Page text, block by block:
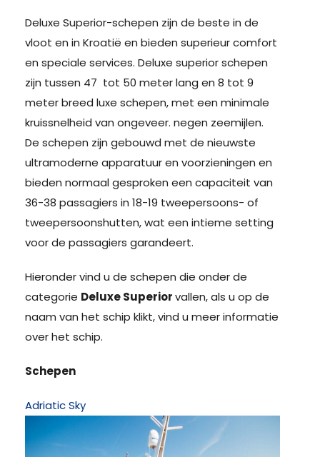
Deluxe Superior-schepen zijn de beste in de
vloot en in Kroatië en bieden superieur comfort
en speciale services. Deluxe superior schepen
zijn tussen 47 tot 50 meter lang en 8 tot 9
meter breed luxe schepen, met een minimale
kruissnelheid van ongeveer. negen zeemijlen.
De schepen zijn gebouwd met de nieuwste
ultramoderne apparatuur en voorzieningen en
bieden normaal gesproken een capaciteit van
36-38 passagiers in 18-19 tweepersoons- of
tweepersoonshutten, wat een intieme setting
voor de passagiers garandeert.
Hieronder vind u de schepen die onder de
categorie Deluxe Superiorvallen, als u op de
naam van het schip klikt, vind u meer informatie
over het schip.
Schepen
Adriatic Sky